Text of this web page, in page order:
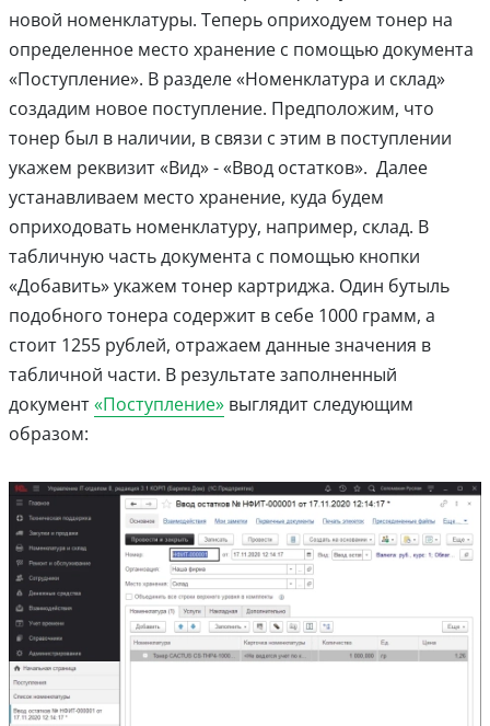
новой номенклатуры. Теперь оприходуем тонер на
определенное место хранение с помощью документа
«Поступление». В разделе «Номенклатура и склад»
создадим новое поступление. Предположим, что
тонер был в наличии, в связи с этим в поступлении
укажем реквизит «Вид» - «Ввод остатков». Далее
устанавливаем место хранение, куда будем
оприходовать номенклатуру, например, склад. В
табличную часть документа с помощью кнопки
«Добавить» укажем тонер картриджа. Один бутыль
подобного тонера содержит в себе 1000 грамм, а
стоит 1255 рублей, отражаем данные значения в
табличной части. В результате заполненный
документ«Поступление» выглядит следующим
образом: